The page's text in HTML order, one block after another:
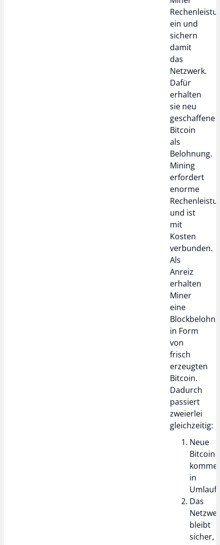
ein und
sichern
damit
das
Netzwerk.
Dafür
erhalten
sie neu
geschaffene
Bitcoin
als
Belohnung.
Mining
erfordert
enorme
und ist
mit
Kosten
verbunden.
Als
Anreiz
erhalten
Miner
eine
in Form
von
frisch
erzeugten
Bitcoin.
Dadurch
passiert
zweierlei
gleichzeitig:
Neue
Bitcoin
in
Umlauf
Das
bleibt
sicher,